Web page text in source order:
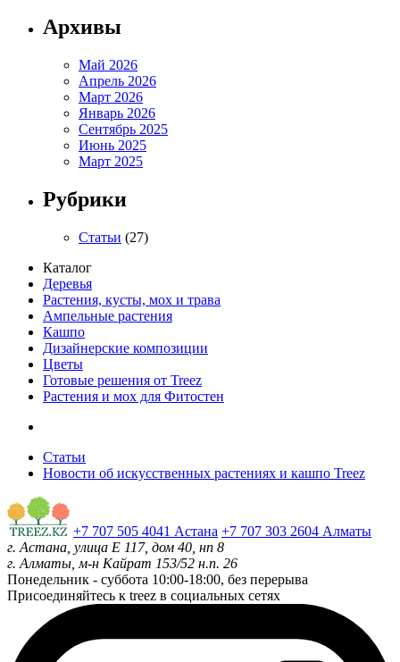
Архивы
Май 2026
Апрель 2026
Март 2026
Январь 2026
Сентябрь 2025
Июнь 2025
Март 2025
Рубрики
Статьи (27)
Каталог
Деревья
Растения, кусты, мох и трава
Ампельные растения
Кашпо
Дизайнерские композиции
Цветы
Готовые решения от Treez
Растения и мох для Фитостен
Статьи
Новости об искусственных растениях и кашпо Treez
+7 707 505 4041 Астана +7 707 303 2604 Алматы
г. Астана, улица Е 117, дом 40, нп 8
г. Алматы, м-н Кайрат 153/52 н.п. 26
Понедельник - суббота 10:00-18:00, без перерыва
Присоединяйтесь к treez в социальных сетях